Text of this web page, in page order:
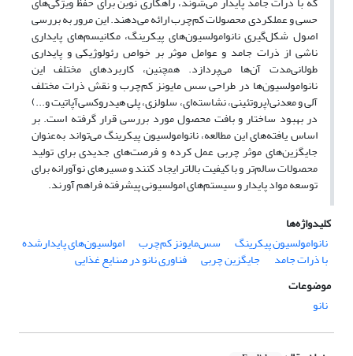
حسی و عملکردی محصولات کم‌چرب ارائه می‌دهند. این مرور به بررسی
اصول شکل‌گیری نانوامولسیون‌های پیکرینگ، مکانیسم‌های پایداری
ناشی از ذرات جامد و عوامل موثر بر خواص رئولوژیکی و پایداری
طولانی‌مدت آن‌ها می‌پردازد. همچنین، کاربردهای مختلف این
نانوامولسیون‌ها در طراحی سس مایونز کم‌چرب و نقش ذرات مختلف
آلی و معدنی(پروتئینی، نشاسته‌ای، سلولزی، پلی هیدروکسی‌آپاتیت و...)
در بهبود ساختار و بافت محصول مورد بررسی قرار گرفته است. بر
اساس یافته‌های این مطالعه، نانوامولسیون پیکرینگ می‌تواند به‌عنوان
جایگزین‌های موثر چربی عمل کرده و فرصت‌های جدیدی برای تولید
محصولات سالم‌تر و با کیفیت بالاتر ایجاد کنند و مسیرهای نوآورانه برای
توسعه مواد پایدار و سیستم‌های امولسیونی پیشرفته فراهم آورند.
کلیدواژه‌ها
نانوامولسیون پیکرینگ
سس‌مایونز کم‌چرب امولسیون‌های پایدارشده
با ذرات جامد جایگزین چربی
فناوری نانو در صنایع غذایی
موضوعات
نانو